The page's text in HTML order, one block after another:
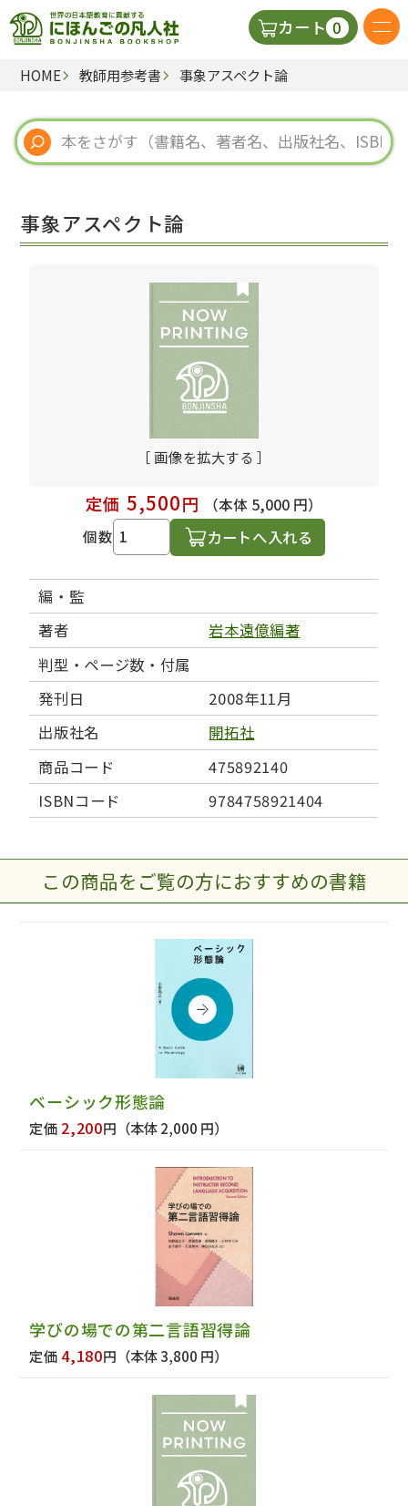
カート 0
日本語の教科書
視聴覚・補助教材
HOME 教師用参考書 事象アスペクト論
事象アスペクト論
［ 画像を拡大する ］
定価 5,500円
（本体 5,000 円）
個数
カートへ入れる
編・監
著者
岩本遠億編著
判型・ページ数・付属
発刊日
2008年11月
出版社名
開拓社
商品コード
475892140
ISBNコード
9784758921404
この商品をご覧の方におすすめの書籍
ベーシック形態論
定価 2,200円 （本体 2,000 円）
学びの場での第二言語習得論
定価 4,180円 （本体 3,800 円）